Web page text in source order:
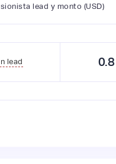
lead y monto (USD)
lead 0.8